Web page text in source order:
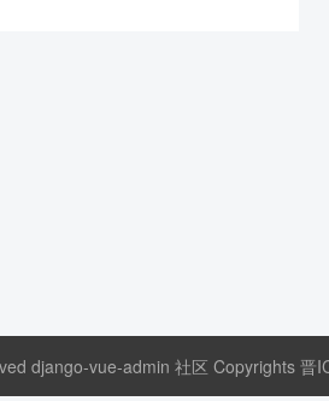
django-vue-admin 社区 Copyrights晋